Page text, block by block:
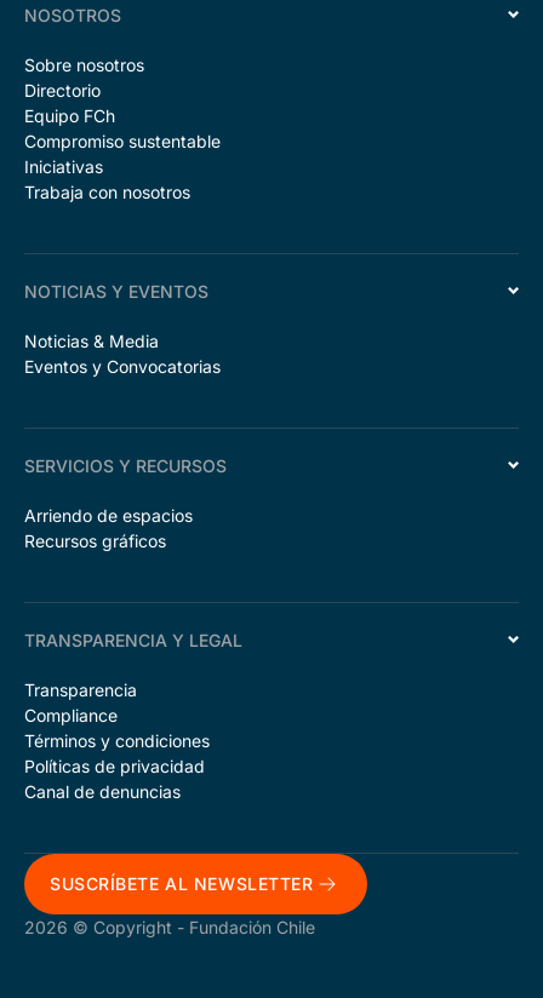
NOSOTROS
Sobre nosotros
Directorio
Equipo FCh
Compromiso sustentable
Iniciativas
Trabaja con nosotros
NOTICIAS Y EVENTOS
Noticias & Media
Eventos y Convocatorias
SERVICIOS Y RECURSOS
Arriendo de espacios
Recursos gráficos
TRANSPARENCIA Y LEGAL
Transparencia
Compliance
Términos y condiciones
Políticas de privacidad
Canal de denuncias
SUSCRÍBETE AL NEWSLETTER
2026 © Copyright - Fundación Chile